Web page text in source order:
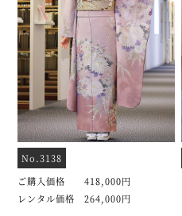
No.3138
ご購入価格 418,000円
レンタル価格 264,000円